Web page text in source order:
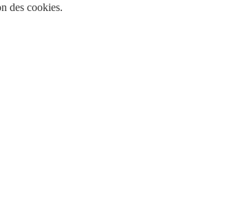
des cookies.